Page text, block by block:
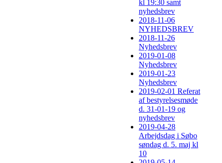
kl 19:30 samt
nyhedsbrev
2018-11-06
NYHEDSBREV
2018-11-26
Nyhedsbrev
2019-01-08
Nyhedsbrev
2019-01-23
Nyhedsbrev
2019-02-01 Referat
af bestyrelsesmøde
d. 31-01-19 og
nyhedsbrev
2019-04-28
Arbejdsdag i Søbo
søndag d. 5. maj kl
10